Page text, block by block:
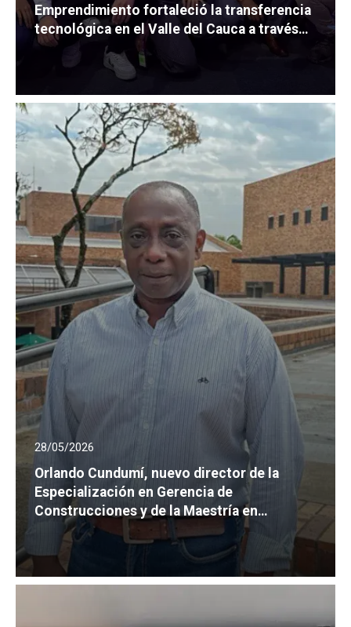
Emprendimiento fortaleció la transferencia
tecnológica en el Valle del Cauca a través
de Fusióni3 Valle
28/05/2026
Orlando Cundumí, nuevo director de la
Especialización en Gerencia de
Construcciones y de la Maestría en
Ingeniería Civil